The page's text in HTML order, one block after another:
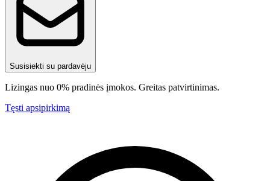
Susisiekti su pardavėju
Lizingas nuo 0% pradinės įmokos. Greitas patvirtinimas.
Tęsti apsipirkimą